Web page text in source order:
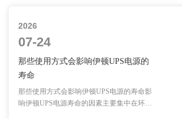
2026
07-24
那些使用方式会影响伊顿UPS电源的
寿命
那些使用方式会影响伊顿UPS电源的寿命影
响伊顿UPS电源寿命的因素主要集中在环